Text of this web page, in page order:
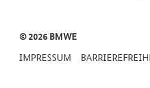
© 2026 BMWE
IMPRESSUM